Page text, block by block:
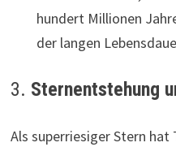
hundert Millionen
der langen
3. Sternentstehung
Als superriesiger Stern hat